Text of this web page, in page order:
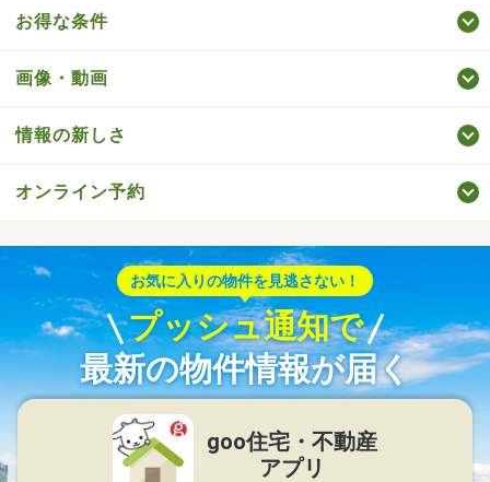
お得な条件
画像・動画
情報の新しさ
オンライン予約
お気に入りの物件を見逃さない！
プッシュ通知で
最新の物件情報が届く
goo住宅・不動産
アプリ